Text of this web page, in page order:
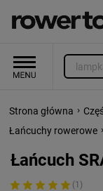
Strona główna ›
Łańcuchy rowerowe ›
Łańcuch
(1)